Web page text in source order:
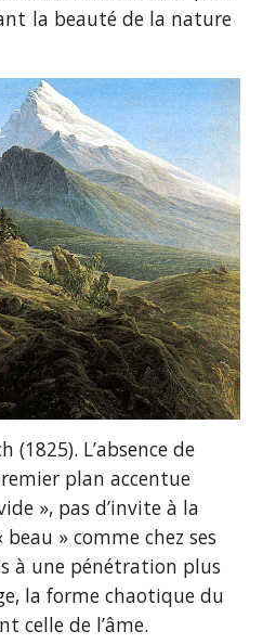
la beauté de la nature
L’absence de
plan accentue
», pas d’invite à la
» comme chez ses
à une pénétration plus
la forme chaotique du
celle de l’âme.